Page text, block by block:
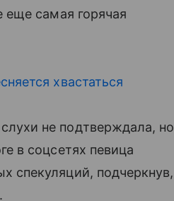
еще самая горячая
хвастаться
не подтверждала, но
в соцсетях певица
спекуляций, подчеркнув,